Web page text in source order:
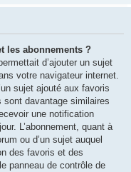
les abonnements ?
d’ajouter un sujet
votre navigateur internet.
sujet ajouté aux favoris
davantage similaires
une notification
L’abonnement, quant à
ou d’un sujet auquel
des favoris et des
panneau de contrôle de